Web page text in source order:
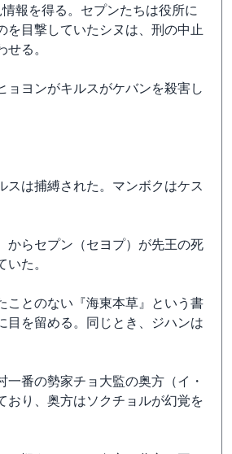
報を得る。セプンたちは役所に
を目撃していたシヌは、刑の中止
る。
ョヨンがキルスがケバンを殺害し
スは捕縛された。マンボクはケス
からセプン（セヨプ）が先王の死
た。
ことのない『海東本草』という書
目を留める。同じとき、ジハンは
番の勢家チョ大監の奥方（イ・
おり、奥方はソクチョルが幻覚を